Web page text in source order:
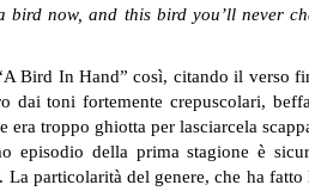
bird now, and this bird you’ll never
Bird In Hand” così, citando il verso
toni fortemente crepuscolari,
era troppo ghiotta per lasciarcela
episodio della prima stagione è
particolarità del genere, che ha